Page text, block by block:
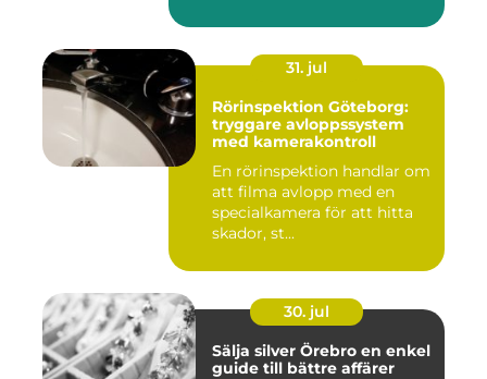
31. jul
Rörinspektion Göteborg:
tryggare avloppssystem
med kamerakontroll
En rörinspektion handlar om
att filma avlopp med en
specialkamera för att hitta
skador, st...
30. jul
Sälja silver Örebro en enkel
guide till bättre affärer